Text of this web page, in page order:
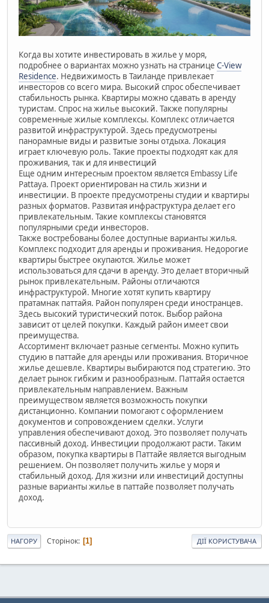
Когда вы хотите инвестировать в жилье у моря,
подробнее о вариантах можно узнать на странице C-View
Residence. Недвижимость в Таиланде привлекает
инвесторов со всего мира. Высокий спрос обеспечивает
стабильность рынка. Квартиры можно сдавать в аренду
туристам. Спрос на жилье высокий. Также популярны
современные жилые комплексы. Комплекс отличается
развитой инфраструктурой. Здесь предусмотрены
панорамные виды и развитые зоны отдыха. Локация
играет ключевую роль. Такие проекты подходят как для
проживания, так и для инвестиций
Еще одним интересным проектом является Embassy Life
Pattaya. Проект ориентирован на стиль жизни и
инвестиции. В проекте предусмотрены студии и квартиры
разных форматов. Развитая инфраструктура делает его
привлекательным. Такие комплексы становятся
популярными среди инвесторов.
Также востребованы более доступные варианты жилья.
Комплекс подходит для аренды и проживания. Недорогие
квартиры быстрее окупаются. Жилье может
использоваться для сдачи в аренду. Это делает вторичный
рынок привлекательным. Районы отличаются
инфраструктурой. Многие хотят купить квартиру
пратамнак паттайя. Район популярен среди иностранцев.
Здесь высокий туристический поток. Выбор района
зависит от целей покупки. Каждый район имеет свои
преимущества.
Ассортимент включает разные сегменты. Можно купить
студию в паттайе для аренды или проживания. Вторичное
жилье дешевле. Квартиры выбираются под стратегию. Это
делает рынок гибким и разнообразным. Паттайя остается
привлекательным направлением. Важным
преимуществом является возможность покупки
дистанционно. Компании помогают с оформлением
документов и сопровождением сделки. Услуги
управления обеспечивают доход. Это позволяет получать
пассивный доход. Инвестиции продолжают расти. Таким
образом, покупка квартиры в Паттайе является выгодным
решением. Он позволяет получить жилье у моря и
стабильный доход. Для жизни или инвестиций доступны
разные варианты жилье в паттайе позволяет получать
доход.
НАГОРУ Сторінок 1 ДІЇ КОРИСТУВАЧА